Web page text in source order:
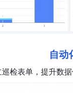
自动
检表单，提升数据